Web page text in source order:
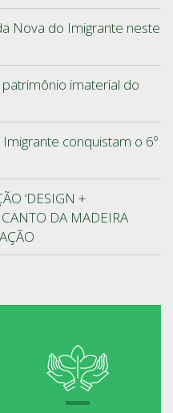
Nova do Imigrante neste
imaterial do
conquistam o 6º
‘DESIGN +
DA MADEIRA